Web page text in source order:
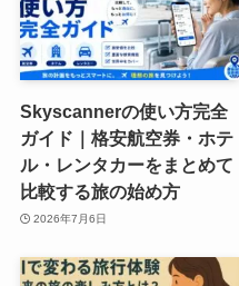
Skyscannerの使い方完全
ガイド｜格安航空券・ホテ
ル・レンタカーをまとめて
比較する旅の始め方
2026年7月6日